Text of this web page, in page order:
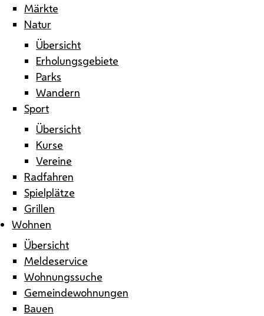
Märkte
Natur
Übersicht
Erholungsgebiete
Parks
Wandern
Sport
Übersicht
Kurse
Vereine
Radfahren
Spielplätze
Grillen
Wohnen
Übersicht
Meldeservice
Wohnungssuche
Gemeindewohnungen
Bauen